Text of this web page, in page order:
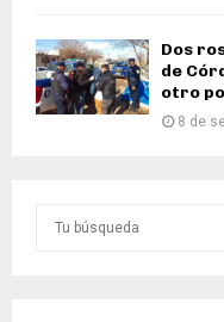
Dos
de
otro
8 de